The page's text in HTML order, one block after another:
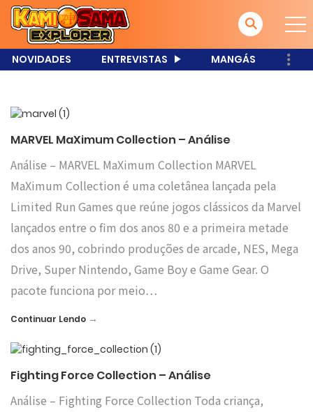
NOVIDADES ENTREVISTAS MANGÁS
MARVEL MaXimum Collection – Análise
Análise – MARVEL MaXimum Collection MARVEL
MaXimum Collection é uma coletânea lançada pela
Limited Run Games que reúne jogos clássicos da Marvel
lançados entre o fim dos anos 80 e a primeira metade
dos anos 90, cobrindo produções de arcade, NES, Mega
Drive, Super Nintendo, Game Boy e Game Gear. O
pacote funciona por meio…
Continuar Lendo →
Fighting Force Collection – Análise
Análise – Fighting Force Collection Toda criança,